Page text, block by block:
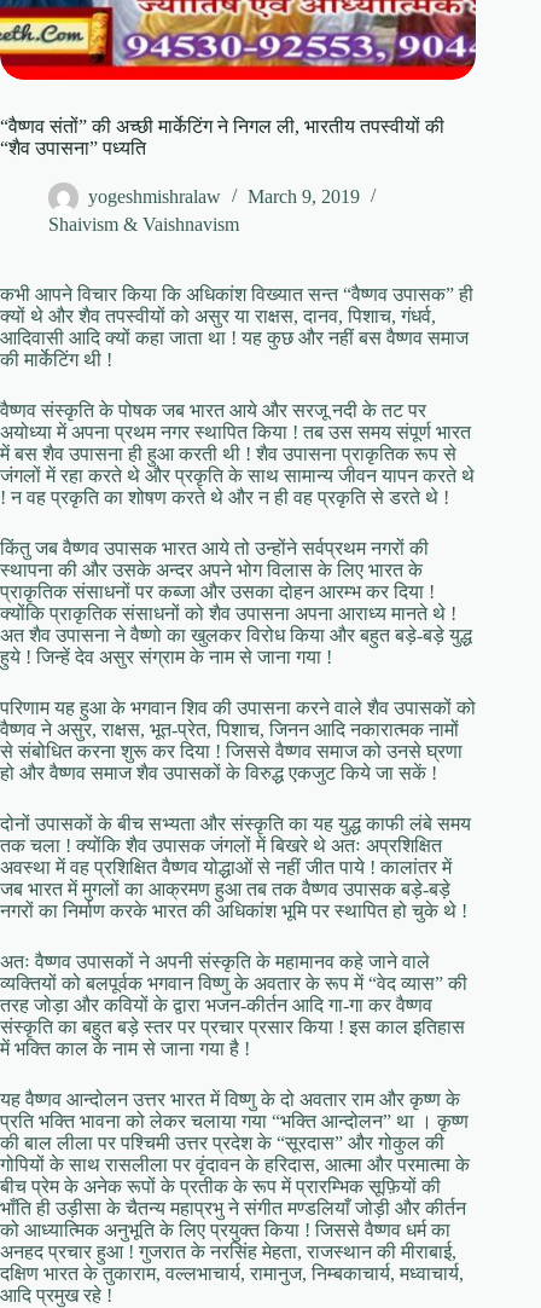
“वैष्णव संतों” की अच्छी मार्केटिंग ने निगल ली, भारतीय तपस्वीयों की
“शैव उपासना” पध्यति
yogeshmishralaw
March 9, 2019
Shaivism & Vaishnavism
कभी आपने विचार किया कि अधिकांश विख्यात सन्त “वैष्णव उपासक” ही
क्यों थे और शैव तपस्वीयों को असुर या राक्षस, दानव, पिशाच, गंधर्व,
आदिवासी आदि क्यों कहा जाता था ! यह कुछ और नहीं बस वैष्णव समाज
की मार्केटिंग थी !
वैष्णव संस्कृति के पोषक जब भारत आये और सरजू नदी के तट पर
अयोध्या में अपना प्रथम नगर स्थापित किया ! तब उस समय संपूर्ण भारत
में बस शैव उपासना ही हुआ करती थी ! शैव उपासना प्राकृतिक रूप से
जंगलों में रहा करते थे और प्रकृति के साथ सामान्य जीवन यापन करते थे
! न वह प्रकृति का शोषण करते थे और न ही वह प्रकृति से डरते थे !
किंतु जब वैष्णव उपासक भारत आये तो उन्होंने सर्वप्रथम नगरों की
स्थापना की और उसके अन्दर अपने भोग विलास के लिए भारत के
प्राकृतिक संसाधनों पर कब्जा और उसका दोहन आरम्भ कर दिया !
क्योंकि प्राकृतिक संसाधनों को शैव उपासना अपना आराध्य मानते थे !
अत शैव उपासना ने वैष्णो का खुलकर विरोध किया और बहुत बड़े-बड़े युद्ध
हुये ! जिन्हें देव असुर संग्राम के नाम से जाना गया !
परिणाम यह हुआ के भगवान शिव की उपासना करने वाले शैव उपासकों को
वैष्णव ने असुर, राक्षस, भूत-प्रेत, पिशाच, जिनन आदि नकारात्मक नामों
से संबोधित करना शुरू कर दिया ! जिससे वैष्णव समाज को उनसे घ्रणा
हो और वैष्णव समाज शैव उपासकों के विरुद्ध एकजुट किये जा सकें !
दोनों उपासकों के बीच सभ्यता और संस्कृति का यह युद्ध काफी लंबे समय
तक चला ! क्योंकि शैव उपासक जंगलों में बिखरे थे अतः अप्रशिक्षित
अवस्था में वह प्रशिक्षित वैष्णव योद्धाओं से नहीं जीत पाये ! कालांतर में
जब भारत में मुगलों का आक्रमण हुआ तब तक वैष्णव उपासक बड़े-बड़े
नगरों का निर्माण करके भारत की अधिकांश भूमि पर स्थापित हो चुके थे !
अतः वैष्णव उपासकों ने अपनी संस्कृति के महामानव कहे जाने वाले
व्यक्तियों को बलपूर्वक भगवान विष्णु के अवतार के रूप में “वेद व्यास” की
तरह जोड़ा और कवियों के द्वारा भजन-कीर्तन आदि गा-गा कर वैष्णव
संस्कृति का बहुत बड़े स्तर पर प्रचार प्रसार किया ! इस काल इतिहास
में भक्ति काल के नाम से जाना गया है !
यह वैष्णव आन्दोलन उत्तर भारत में विष्णु के दो अवतार राम और कृष्ण के
प्रति भक्ति भावना को लेकर चलाया गया “भक्ति आन्दोलन” था । कृष्ण
की बाल लीला पर पश्चिमी उत्तर प्रदेश के “सूरदास” और गोकुल की
गोपियों के साथ रासलीला पर वृंदावन के हरिदास, आत्मा और परमात्मा के
बीच प्रेम के अनेक रूपों के प्रतीक के रूप में प्रारम्भिक सूफ़ियों की
भाँति ही उड़ीसा के चैतन्य महाप्रभु ने संगीत मण्डलियाँ जोड़ी और कीर्तन
को आध्यात्मिक अनुभूति के लिए प्रयुक्त किया ! जिससे वैष्णव धर्म का
अनहद प्रचार हुआ ! गुजरात के नरसिंह मेहता, राजस्थान की मीराबाई,
दक्षिण भारत के तुकाराम, वल्लभाचार्य, रामानुज, निम्बकाचार्य, मध्वाचार्य,
आदि प्रमुख रहे !